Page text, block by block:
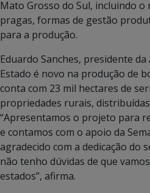
Mato Grosso do Sul, incluindo
pragas, formas de gestão
para a produção.
Eduardo Sanches, presidente
Estado é novo na produção de
conta com 23 mil hectares de
propriedades rurais,
“Apresentamos o projeto para
e contamos com o apoio da
agradecido com a dedicação do
não tenho dúvidas de que
estados”, afirma.